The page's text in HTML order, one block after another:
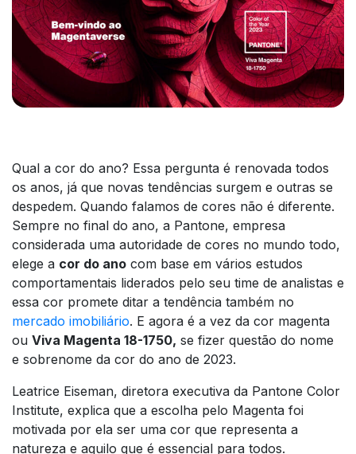
Qual a cor do ano? Essa pergunta é renovada todos
os anos, já que novas tendências surgem e outras se
despedem. Quando falamos de cores não é diferente.
Sempre no final do ano, a Pantone, empresa
considerada uma autoridade de cores no mundo todo,
elege a cor do ano com base em vários estudos
comportamentais liderados pelo seu time de analistas e
essa cor promete ditar a tendência também no
mercado imobiliário. E agora é a vez da cor magenta
ou Viva Magenta 18-1750, se fizer questão do nome
e sobrenome da cor do ano de 2023.
Leatrice Eiseman, diretora executiva da Pantone Color
Institute, explica que a escolha pelo Magenta foi
motivada por ela ser uma cor que representa a
natureza e aquilo que é essencial para todos.